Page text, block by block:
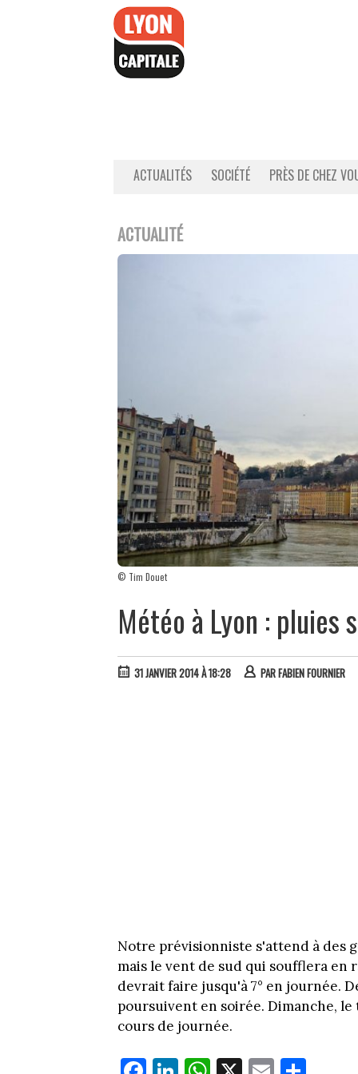
ACTUALITÉS SOCIÉTÉ PRÈS DE CHEZ
ACTUALITÉ
© Tim Douet
Météo à Lyon : pluies
31 JANVIER 2014 À 18:28 PARFABIEN FOURNIER
Notre prévisionniste s'attend à des
mais le vent de sud qui soufflera
devrait faire jusqu'à 7° en journée.
poursuivent en soirée. Dimanche, le
cours de journée.